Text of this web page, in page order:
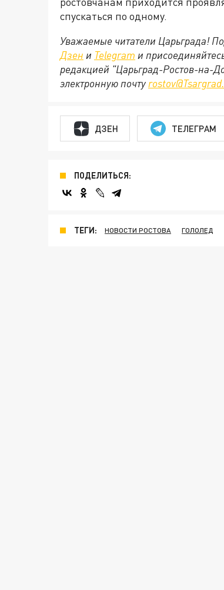
спускаться по одному.
Уважаемые читатели Царьграда!
Дзен и Telegram и
редакцией "Царьград-Ростов-на-
электронную почту
ДЗЕН ТЕЛЕГРАМ
ПОДЕЛИТЬСЯ:
ТЕГИ: НОВОСТИ РОСТОВА ГОЛОЛЕД